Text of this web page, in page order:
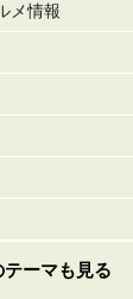
メ情報
テーマも見る